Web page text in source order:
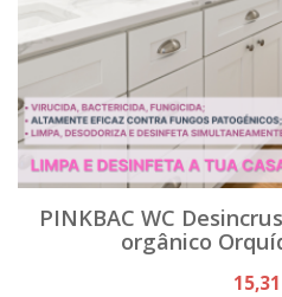
PINKBAC WC
orgânico